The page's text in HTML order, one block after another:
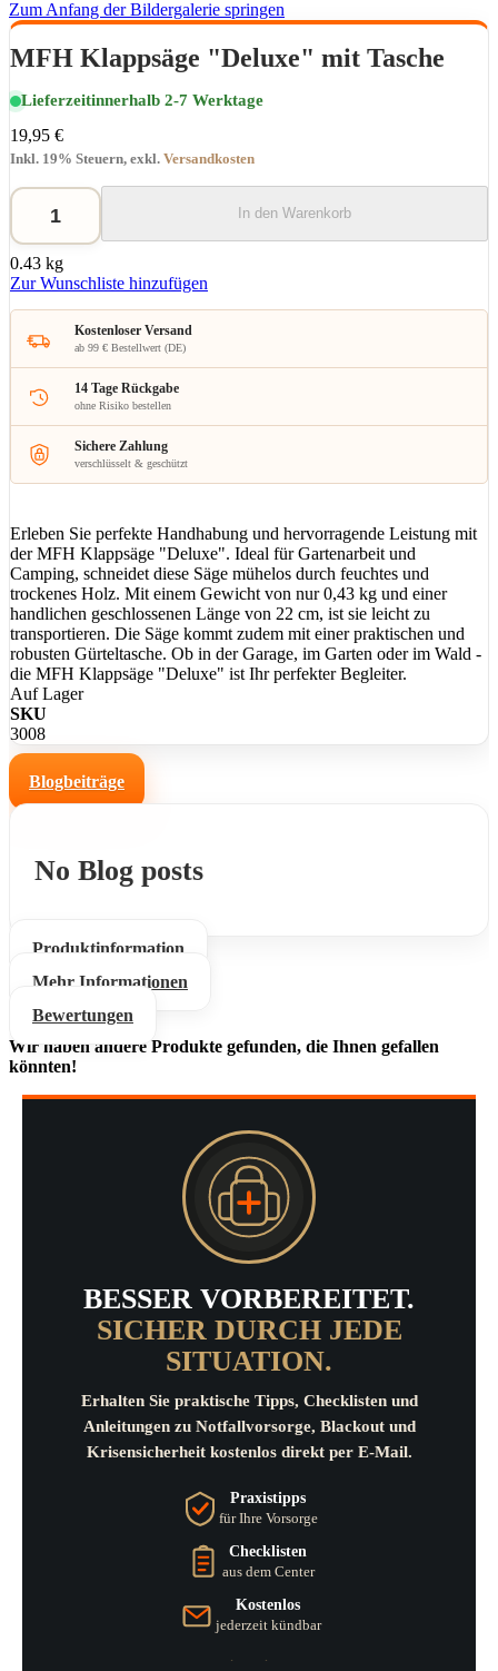
Zum Anfang der Bildergalerie springen
MFH Klappsäge "Deluxe" mit Tasche
Lieferzeitinnerhalb 2-7 Werktage
19,95 €
Inkl. 19% Steuern, exkl. Versandkosten
In den Warenkorb
0.43 kg
Zur Wunschliste hinzufügen
Kostenloser Versand
ab 99 € Bestellwert (DE)
14 Tage Rückgabe
ohne Risiko bestellen
Sichere Zahlung
verschlüsselt & geschützt
Erleben Sie perfekte Handhabung und hervorragende Leistung mit
der MFH Klappsäge "Deluxe". Ideal für Gartenarbeit und
Camping, schneidet diese Säge mühelos durch feuchtes und
trockenes Holz. Mit einem Gewicht von nur 0,43 kg und einer
handlichen geschlossenen Länge von 22 cm, ist sie leicht zu
transportieren. Die Säge kommt zudem mit einer praktischen und
robusten Gürteltasche. Ob in der Garage, im Garten oder im Wald -
die MFH Klappsäge "Deluxe" ist Ihr perfekter Begleiter.
Auf Lager
SKU
3008
Blogbeiträge
No Blog posts
Produktinformation
Mehr Informationen
Bewertungen
Wir haben andere Produkte gefunden, die Ihnen gefallen
könnten!
BESSER VORBEREITET.
SICHER DURCH JEDE
SITUATION.
Erhalten Sie praktische Tipps, Checklisten und
Anleitungen zu Notfallvorsorge, Blackout und
Krisensicherheit kostenlos direkt per E-Mail.
Praxistipps
für Ihre Vorsorge
Checklisten
aus dem Center
Kostenlos
jederzeit kündbar